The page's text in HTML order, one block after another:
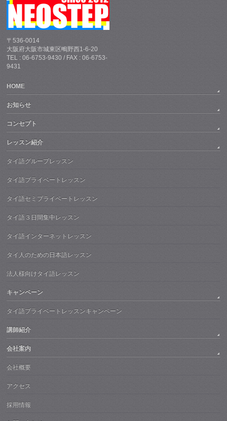
〒536-0014
大阪府大阪市城東区鴫野西1-6-20
TEL : 06-6753-9430 / FAX : 06-6753-
9431
HOME
お知らせ
コンセプト
レッスン紹介
タイ語グループレッスン
タイ語プライベートレッスン
タイ語セミプライベートレッスン
タイ語３日間集中レッスン
タイ語インターネットレッスン
タイ人のための日本語レッスン
法人様向けタイ語レッスン
キャンペーン
タイ語プライベートレッスンキャンペーン
講師紹介
会社案内
会社概要
アクセス
採用情報